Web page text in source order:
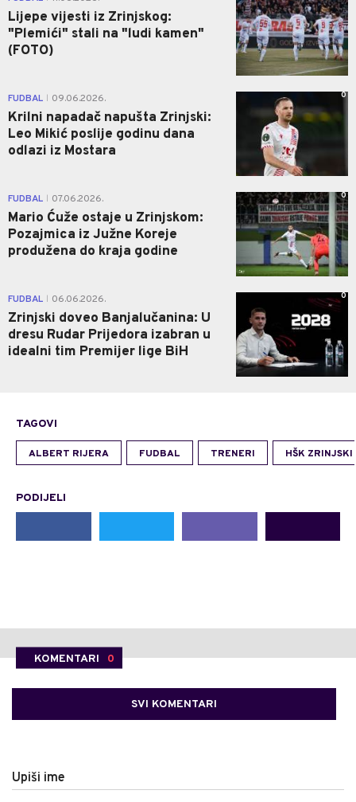
Lijepe vijesti iz Zrinjskog:
"Plemići" stali na "ludi kamen"
(FOTO)
FUDBAL 09.06.2026.
Krilni napadač napušta Zrinjski:
Leo Mikić poslije godinu dana
odlazi iz Mostara
0
FUDBAL 07.06.2026.
Mario Ćuže ostaje u Zrinjskom:
Pozajmica iz Južne Koreje
produžena do kraja godine
0
FUDBAL 06.06.2026.
Zrinjski doveo Banjalučanina: U
dresu Rudar Prijedora izabran u
idealni tim Premijer lige BiH
0
TAGOVI
ALBERT RIJERA FUDBAL TRENERI HŠK ZRINJSKI
PODIJELI
KOMENTARI 0
SVI KOMENTARI
Upiši ime